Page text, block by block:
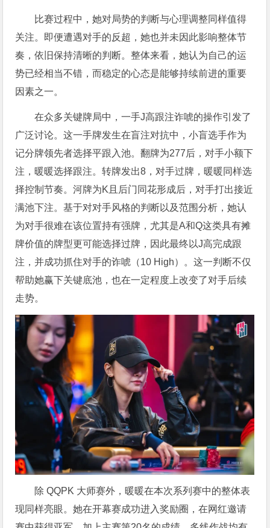
比赛过程中，她对局势的判断与心理调整同样值得
关注。即便遭遇对手的反超，她也并未因此影响整体节
奏，依旧保持清晰的判断。整体来看，她认为自己的运
势已经相当不错，而稳定的心态是能够持续前进的重要
因素之一。
在众多关键牌局中，一手J高跟注诈唬的操作引发了
广泛讨论。这一手牌发生在盲注对抗中，小盲选手作为
记分牌领先者选择平跟入池。翻牌为277后，对手小额下
注，暖暖选择跟注。转牌发出8，对手过牌，暖暖同样选
择控制节奏。河牌为K且后门同花形成后，对手打出接近
满池下注。基于对对手风格的判断以及范围分析，她认
为对手很难在该位置持有强牌，尤其是A和Q这类具有摊
牌价值的牌型更可能选择过牌，因此最终以J高完成跟
注，并成功抓住对手的诈唬（10 High）。这一判断不仅
帮助她赢下关键底池，也在一定程度上改变了对手后续
走势。
除 QQPK 大师赛外，暖暖在本次系列赛中的整体表
现同样亮眼。她在开幕赛成功进入奖励圈，在网红邀请